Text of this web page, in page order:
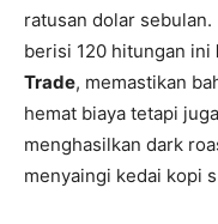
ratusan dolar
berisi 120 hitungan ini
Trade, memastikan
hemat biaya tetapi
menghasilkan dark
menyaingi kedai kopi